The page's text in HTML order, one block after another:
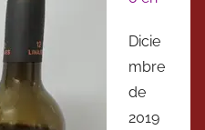
Dicie
mbre
de
2019